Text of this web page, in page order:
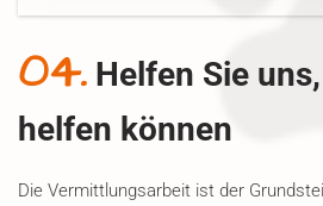
04. Helfen Sie
helfen können
Die Vermittlungsarbeit ist der